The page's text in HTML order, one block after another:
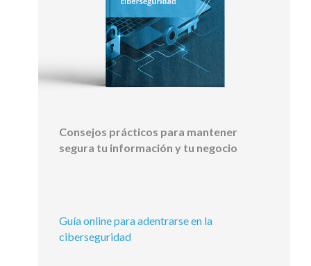
Consejos prácticos para mantener
segura tu información y tu negocio
Guía online para adentrarse en la
ciberseguridad